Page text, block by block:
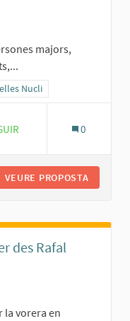
majors,
i comunicacions
al filtrar per l'àmbit:
Nucli
0
VEURE PROPOSTA
des Rafal
la vorera en